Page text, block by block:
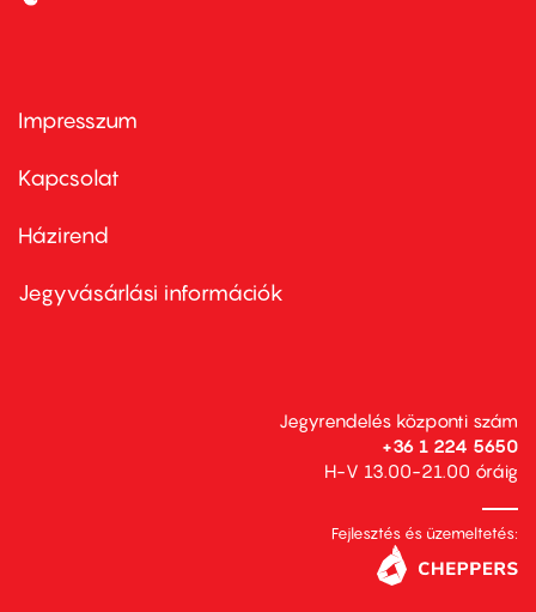
Footer
first
Impresszum
Kapcsolat
Footer
second
Házirend
Jegyvásárlási információk
Jegyrendelés központi szám
+36 1 224 5650
H-V 13.00-21.00 óráig
Fejlesztés és üzemeltetés: